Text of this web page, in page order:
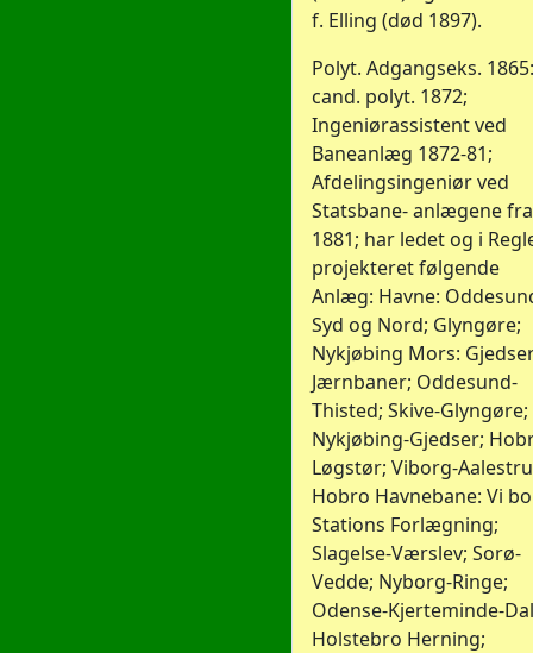
f. Elling (død 1897).
Polyt. Adgangseks. 1865:
cand. polyt. 1872;
Ingeniørassistent ved
Baneanlæg 1872-81;
Afdelingsingeniør ved
Statsbane- anlægene fra
1881; har ledet og i
projekteret følgende
Anlæg: Havne:
Syd og Nord; Glyngøre;
Nykjøbing Mors:
Jærnbaner; Oddesund-
Thisted; Skive-Glyngøre;
Nykjøbing-Gjedser;
Løgstør; Viborg-
Hobro Havnebane: Vi
Stations Forlægning;
Slagelse-Værslev; Sorø-
Vedde; Nyborg-Ringe;
Odense-Kjerteminde-
Holstebro Herning;